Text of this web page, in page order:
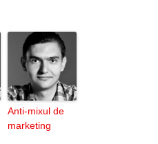
Anti-mixul de
marketing